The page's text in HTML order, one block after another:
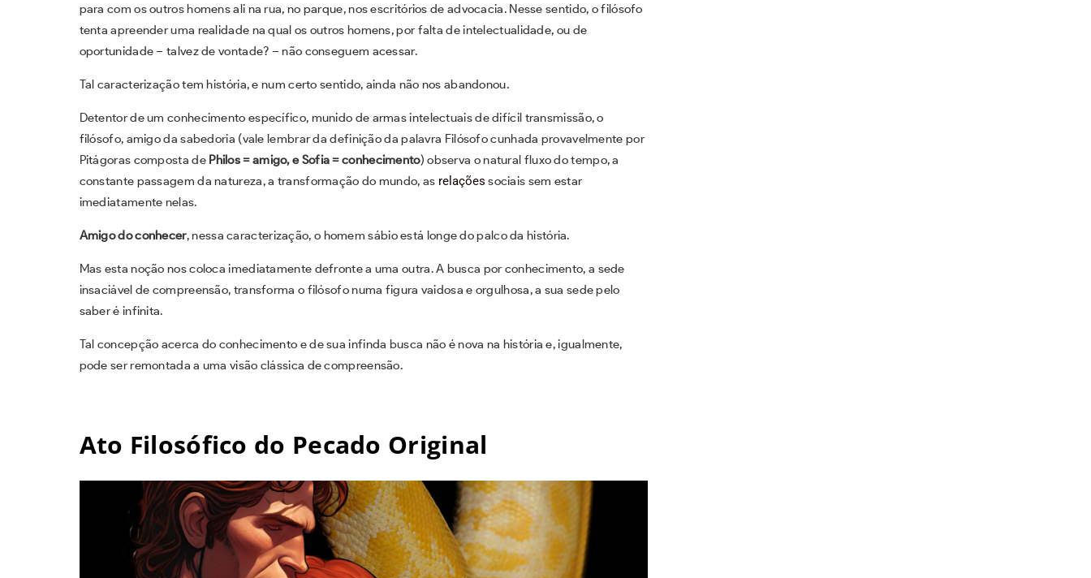
para com os outros homens ali na rua, no parque, nos escritórios de advocacia. Nesse sentido, o filósofo
tenta apreender uma realidade na qual os outros homens, por falta de intelectualidade, ou de
oportunidade – talvez de vontade? – não conseguem acessar.
Tal caracterização tem história, e num certo sentido, ainda não nos abandonou.
Detentor de um conhecimento específico, munido de armas intelectuais de difícil transmissão, o
filósofo, amigo da sabedoria (vale lembrar da definição da palavra Filósofo cunhada provavelmente por
Pitágoras composta de Philos = amigo, e Sofia = conhecimento) observa o natural fluxo do tempo, a
constante passagem da natureza, a transformação do mundo, as relações sociais sem estar
imediatamente nelas.
Amigo do conhecer, nessa caracterização, o homem sábio está longe do palco da história.
Mas esta noção nos coloca imediatamente defronte a uma outra. A busca por conhecimento, a sede
insaciável de compreensão, transforma o filósofo numa figura vaidosa e orgulhosa, a sua sede pelo
saber é infinita.
Tal concepção acerca do conhecimento e de sua infinda busca não é nova na história e, igualmente,
pode ser remontada a uma visão clássica de compreensão.
Ato Filosófico do Pecado Original